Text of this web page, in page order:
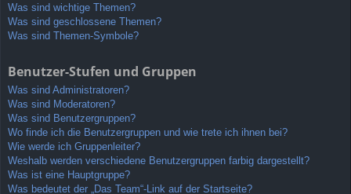
Was sind wichtige Themen?
Was sind geschlossene Themen?
Was sind Themen-Symbole?
Benutzer-Stufen und Gruppen
Was sind Administratoren?
Was sind Moderatoren?
Was sind Benutzergruppen?
Wo finde ich die Benutzergruppen und wie trete ich ihnen bei?
Wie werde ich Gruppenleiter?
Weshalb werden verschiedene Benutzergruppen farbig dargestellt?
Was ist eine Hauptgruppe?
Was bedeutet der „Das Team“-Link auf der Startseite?